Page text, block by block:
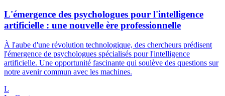
L'émergence des psychologues pour l'intelligence
artificielle : une nouvelle ère professionnelle
À l'aube d'une révolution technologique, des chercheurs prédisent
l'émergence de psychologues spécialisés pour l'intelligence
artificielle. Une opportunité fascinante qui soulève des questions sur
notre avenir commun avec les machines.
L